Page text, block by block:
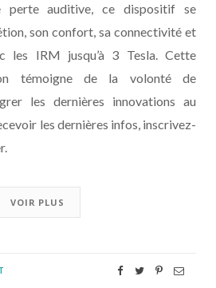
perte auditive, ce dispositif se
son confort, sa connectivité et
les IRM jusqu’à 3 Tesla. Cette
témoigne de la volonté de
les dernières innovations au
les dernières infos, inscrivez-
VOIR PLUS